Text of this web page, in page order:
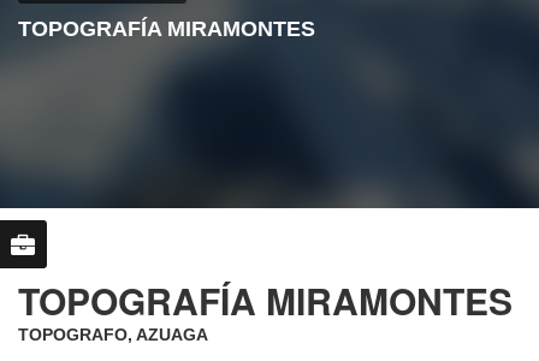
TOPOGRAFÍA MIRAMONTES
TOPOGRAFÍA MIRAMONTES
TOPOGRAFO, AZUAGA